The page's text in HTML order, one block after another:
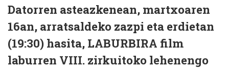
Datorren asteazkenean, martxoaren
16an, arratsaldeko zazpi eta erdietan
(19:30) hasita, LABURBIRA film
laburren VIII. zirkuitoko lehenengo